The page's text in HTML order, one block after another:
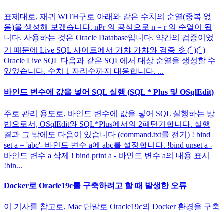
표제대로, 재귀 WITH구로 아래와 같은 수치의 순열(중복 없
음)을 생성해 보겠습니다. nPr 의 공식으로 n = r 의 순열이 됩
니다. 사용하는 것은 Oracle Database입니다. 약간의 검증이었
기 때문에 Live SQL 사이트에서 가챠 가챠와 검증 彡 (ﾟ)(ﾟ)
Oracle Live SQL 다음과 같은 SQL에서 대상 순열을 생성할 수
있었습니다. 수치 1 자리수까지 대응합니다. ...
바인드 변수에 값을 넣어 SQL 실행 (SQL * Plus 및 OSqlEdit)
주로 관리 용도로, 바인드 변수에 값을 넣어 SQL 실행하는 방
법으로서, OSqlEdit와 SQL*Plus에서의 2패턴기합니다. 실행
결과 그 밖에도 다음이 있습니다 (command.txt를 전기) ! bind
set a = 'abc'- 바인드 변수 a에 abc를 설정합니다. !bind unset a -
바인드 변수 a 삭제 ! bind print a - 바인드 변수 a의 내용 표시
!bin...
Docker로 Oracle19c를 구축하려고 할 때 발생한 오류
이 기사를 참고로, Mac 단말로 Oracle19c의 Docker 환경을 구축